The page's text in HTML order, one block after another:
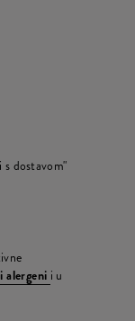
dostavom"
alergeni i u